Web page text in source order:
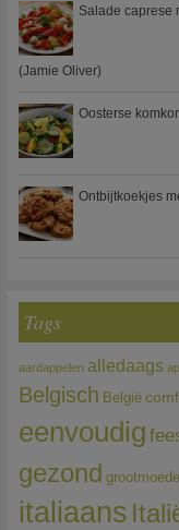
Salade caprese
(Jamie Oliver)
Oosterse
Ontbijtkoekjes
Tags
aardappelen alledaags
Belgisch België
eenvoudig
gezond
italiaans